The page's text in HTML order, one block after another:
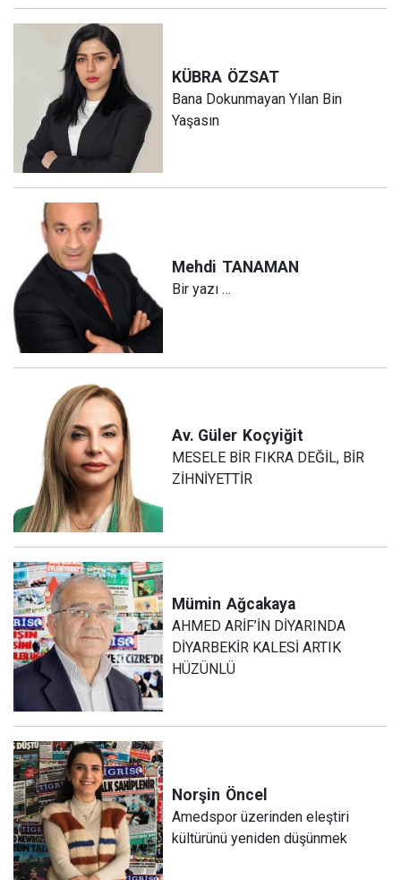
KÜBRA ÖZSAT
Bana Dokunmayan Yılan Bin
Yaşasın
Mehdi TANAMAN
Bir yazı …
Av. Güler Koçyiğit
MESELE BİR FIKRA DEĞİL, BİR
ZİHNİYETTİR
Mümin Ağcakaya
AHMED ARİF’İN DİYARINDA
DİYARBEKİR KALESİ ARTIK
HÜZÜNLÜ
Norşin Öncel
Amedspor üzerinden eleştiri
kültürünü yeniden düşünmek